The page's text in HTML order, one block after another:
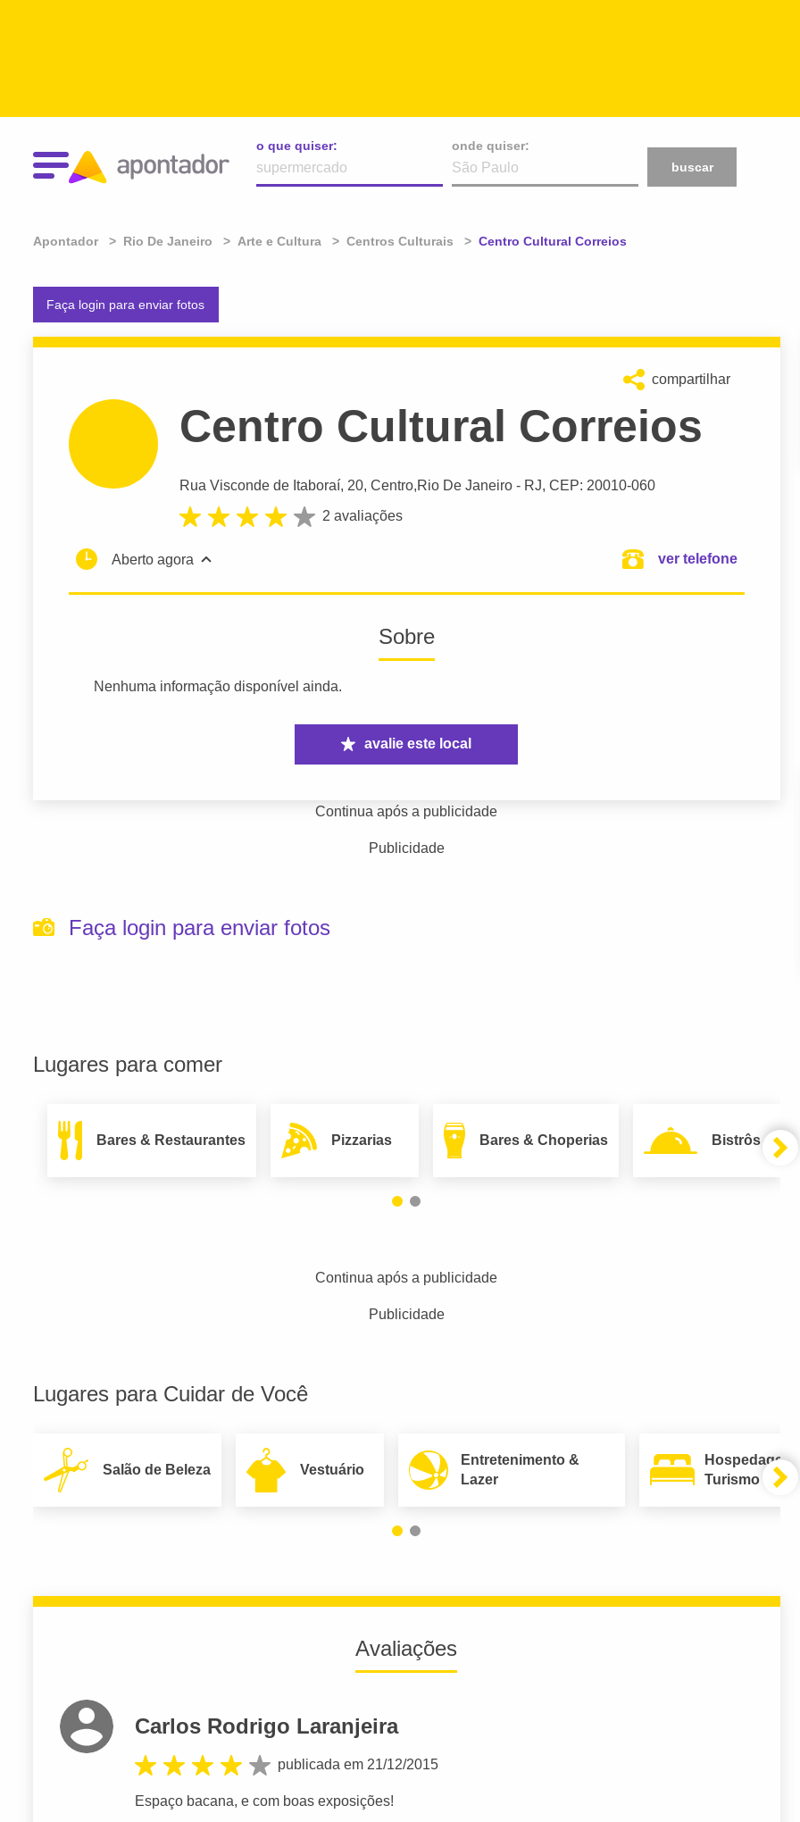
o que quiser:
onde quiser:
buscar
Apontador Rio De Janeiro Arte e Cultura Centros Culturais Atual:
Centro Cultural Correios
Faça login para enviar fotos
compartilhar
Centro Cultural Correios
Rua Visconde de Itaboraí, 20, Centro,Rio De Janeiro - RJ, CEP: 20010-060
2 avaliações
Aberto agora ver telefone
Sobre
Nenhuma informação disponível ainda.
avalie este local
Continua após a publicidade
Publicidade
Faça login para enviar fotos
Lugares para comer
Bares & Restaurantes Pizzarias Bares & Choperias Bistrôs
Continua após a publicidade
Publicidade
Lugares para Cuidar de Você
Salão de Beleza Vestuário
Entretenimento &
Lazer
Hospedagem
Turismo
Avaliações
Carlos Rodrigo Laranjeira
publicada em 21/12/2015
Espaço bacana, e com boas exposições!